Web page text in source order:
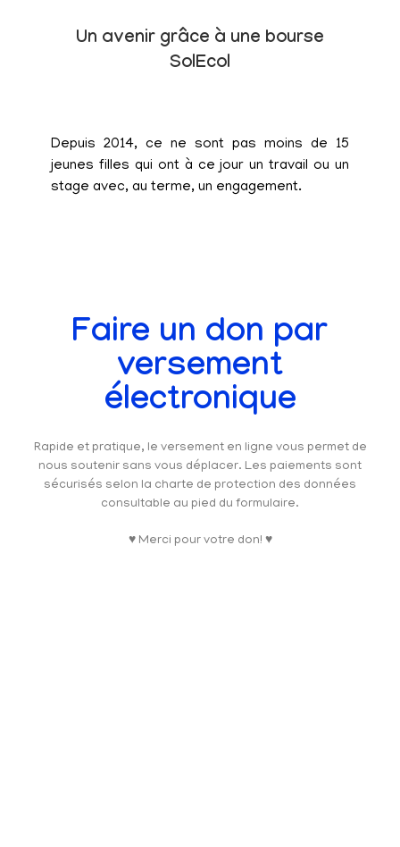
Un avenir grâce à une bourse
SolEcol
Depuis 2014, ce ne sont pas moins de 15
jeunes filles qui ont à ce jour un travail ou un
stage avec, au terme, un engagement.
Faire un don par
versement
électronique
Rapide et pratique, le versement en ligne vous permet de
nous soutenir sans vous déplacer. Les paiements sont
sécurisés selon la charte de protection des données
consultable au pied du formulaire.
♥ Merci pour votre don! ♥